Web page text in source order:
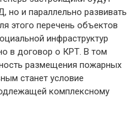
и параллельно развивать
этого перечень объектов
инфраструктур
в договор о КРТ. В том
размещения пожарных
станет условие
комплексному